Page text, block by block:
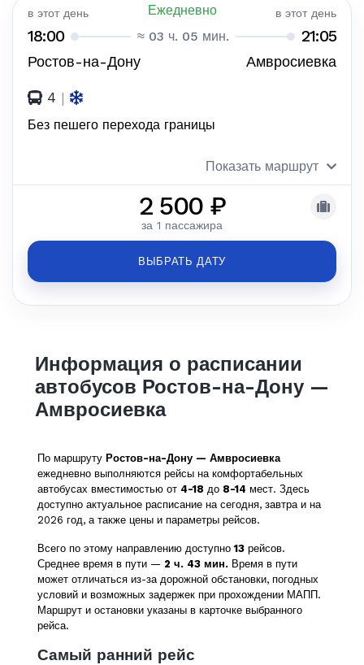
в этот день Ежедневно в этот день
18:00 ≈ 03 ч. 05 мин. 21:05
Ростов-на-Дону Амвросиевка
4 |
Без пешего перехода границы
Показать маршрут
2 500 ₽
за 1 пассажира
ВЫБРАТЬ ДАТУ
Информация о расписании
автобусов Ростов-на-Дону —
Амвросиевка
По маршруту Ростов-на-Дону — Амвросиевка
ежедневно выполняются рейсы на комфортабельных
автобусах вместимостью от 4-18 до 8-14 мест. Здесь
доступно актуальное расписание на сегодня, завтра и на
2026 год, а также цены и параметры рейсов.
Всего по этому направлению доступно13 рейсов.
Среднее время в пути — 2 ч. 43 мин. Время в пути
может отличаться из-за дорожной обстановки, погодных
условий и возможных задержек при прохождении МАПП.
Маршрут и остановки указаны в карточке выбранного
рейса.
Самый ранний рейс